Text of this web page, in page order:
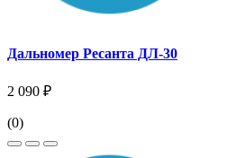
Дальномер Ресанта ДЛ-30
2 090 ₽
(0)